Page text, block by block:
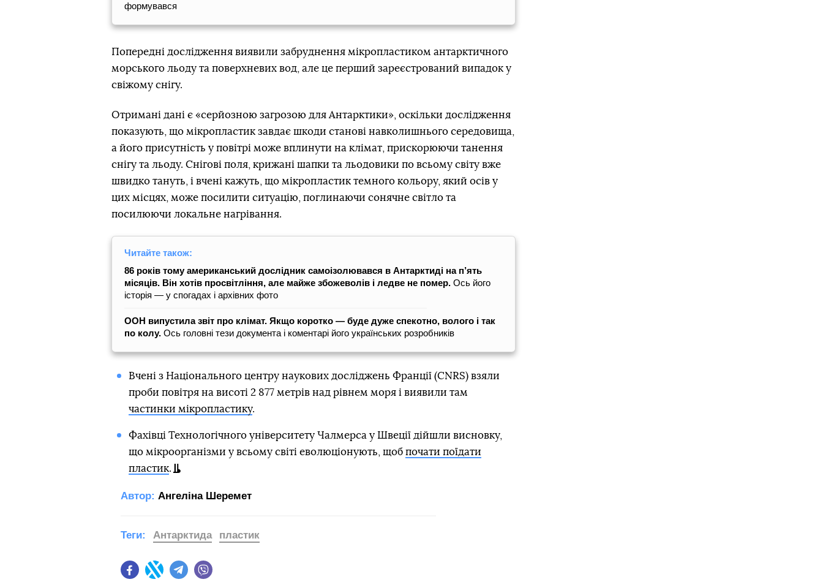
формувався
Попередні дослідження виявили забруднення мікропластиком антарктичного
морського льоду та поверхневих вод, але це перший зареєстрований випадок у
свіжому снігу.
Отримані дані є «серйозною загрозою для Антарктики», оскільки дослідження
показують, що мікропластик завдає шкоди станові навколишнього середовища,
а його присутність у повітрі може вплинути на клімат, прискорюючи танення
снігу та льоду. Снігові поля, крижані шапки та льодовики по всьому світу вже
швидко тануть, і вчені кажуть, що мікропластик темного кольору, який осів у
цих місцях, може посилити ситуацію, поглинаючи сонячне світло та
посилюючи локальне нагрівання.
Читайте також:
86 років тому американський дослідник самоізолювався в Антарктиді на п’ять
місяців. Він хотів просвітління, але майже збожеволів і ледве не помер. Ось його
історія — у спогадах і архівних фото
ООН випустила звіт про клімат. Якщо коротко — буде дуже спекотно, волого і так
по колу. Ось головні тези документа і коментарі його українських розробників
Вчені з Національного центру наукових досліджень Франції (CNRS) взяли
проби повітря на висоті 2 877 метрів над рівнем моря і виявили там
частинки мікропластику.
Фахівці Технологічного університету Чалмерса у Швеції дійшли висновку,
що мікроорганізми у всьому світі еволюціонують, щоб почати поїдати
пластик.
Автор: Ангеліна Шеремет
FacebookTwitter Telegram
Теги: Антарктида пластик